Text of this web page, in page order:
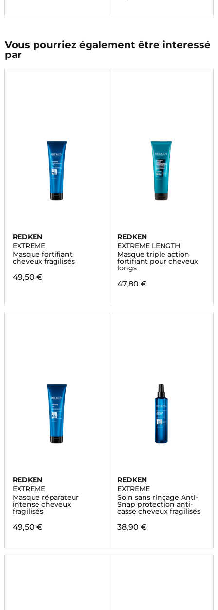
Vous pourriez également être interessé
par
REDKEN
EXTREME
Masque fortifiant
cheveux fragilisés
49,50 €
REDKEN
EXTREME LENGTH
Masque triple action
fortifiant pour cheveux
longs
47,80 €
REDKEN
EXTREME
Masque réparateur
intense cheveux
fragilisés
49,50 €
REDKEN
EXTREME
Soin sans rinçage Anti-
Snap protection anti-
casse cheveux fragilisés
38,90 €